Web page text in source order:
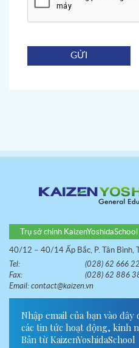
GỬI
Trụ sở chính KaizenYoshidaSchool
40/12 – 40/14 Ấp Bắc, P. Tân Bình,
Tel:
(028) 62 666
Fax:
(028) 62 886
Email: contact@kaizen.vn
Nhập email của bạn vào
các tin tức hoạt động, kinh
Bản từ KaizenYoshidaSchool